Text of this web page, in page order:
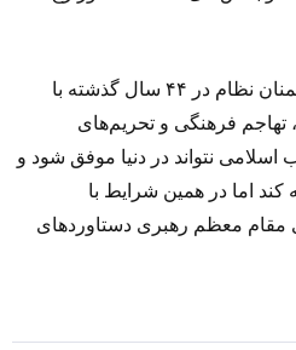
فرماندار قشم تصریح کرد: دشمنان نظام در ۴۴ سال گذشته با
فرهنگی و تحریم‌های
اسلامی نتواند در دنیا موفق شود و
کند اما در همین شرایط با
مقام معظم رهبری دستاوردهای